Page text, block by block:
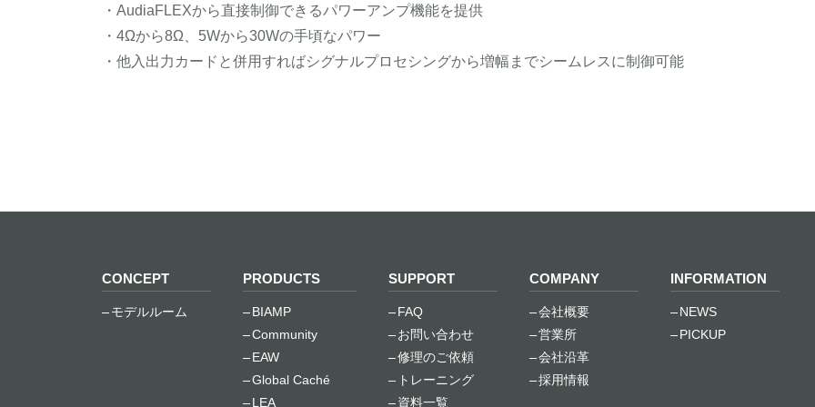
・AudiaFLEXから直接制御できるパワーアンプ機能を提供
・4Ωから8Ω、5Wから30Wの手頃なパワー
・他入出力カードと併用すればシグナルプロセシングから増幅までシームレスに制御可能
CONCEPT
モデルルーム
PRODUCTS
BIAMP
Community
EAW
Global Caché
LEA
SUPPORT
FAQ
お問い合わせ
修理のご依頼
トレーニング
資料一覧
COMPANY
会社概要
営業所
会社沿革
採用情報
INFORMATION
NEWS
PICKUP